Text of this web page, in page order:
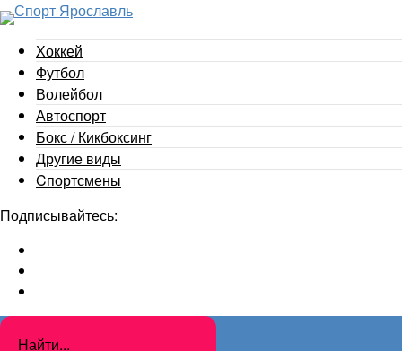
Хоккей
Футбол
Волейбол
Автоспорт
Бокс / Кикбоксинг
Другие виды
Cпортсмены
Подписывайтесь: